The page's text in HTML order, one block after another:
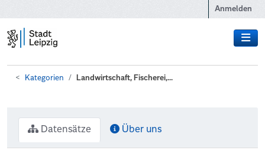
Anmelden
Kategorien Landwirtschaft, Fischerei,...
Datensätze Über uns